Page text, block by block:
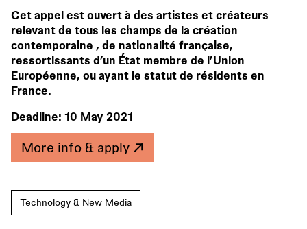
Cet appel est ouvert à des artistes et créateurs
relevant de tous les champs de la création
contemporaine , de nationalité française,
ressortissants d’un État membre de l’Union
Européenne, ou ayant le statut de résidents en
France.
Deadline: 10 May 2021
More info & apply
Technology & New Media